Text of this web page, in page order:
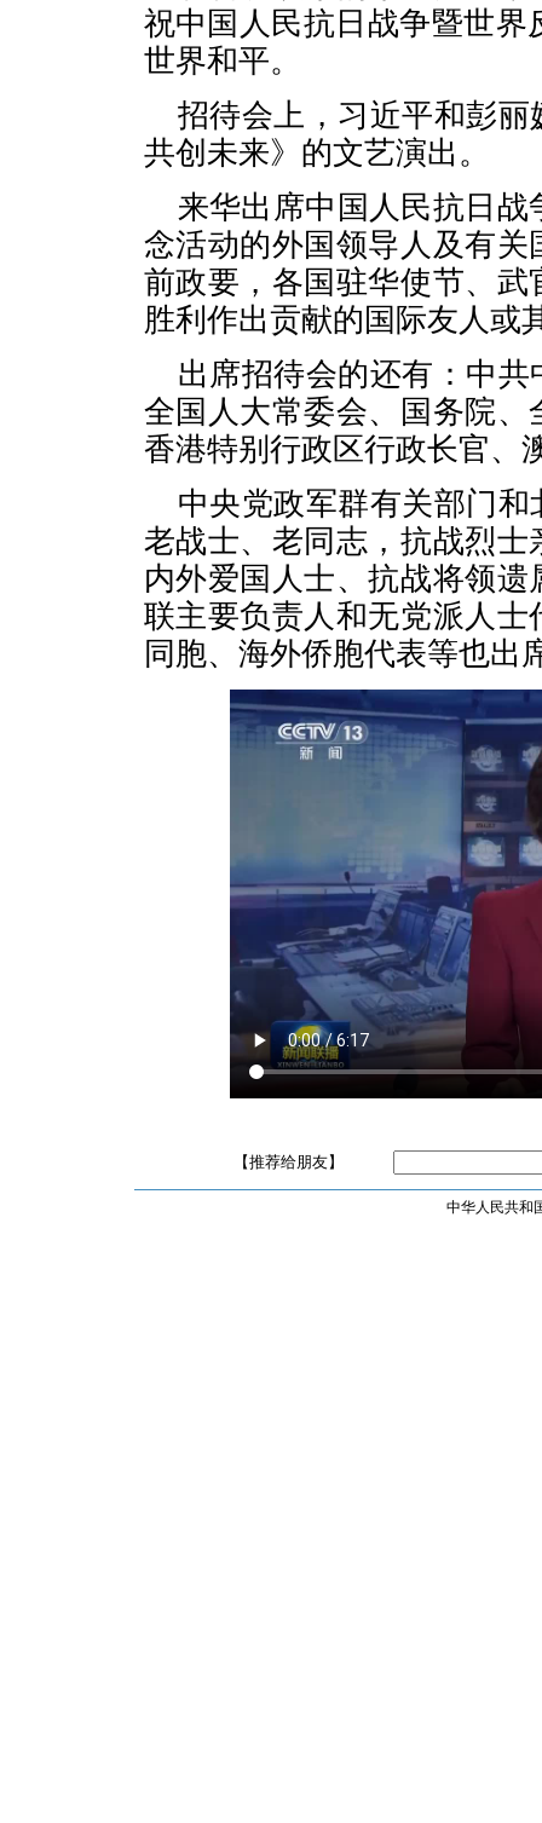
祝中国人民抗日战争暨世
世界和平。
招待会上，习近平和彭
共创未来》的文艺演出。
来华出席中国人民抗日
念活动的外国领导人及有
前政要，各国驻华使节、
胜利作出贡献的国际友人或
出席招待会的还有：中
全国人大常委会、国务院
香港特别行政区行政长官、
中央党政军群有关部门
老战士、老同志，抗战烈
内外爱国人士、抗战将领
联主要负责人和无党派人
同胞、海外侨胞代表等也出
【推荐给朋友】
中华人民共和